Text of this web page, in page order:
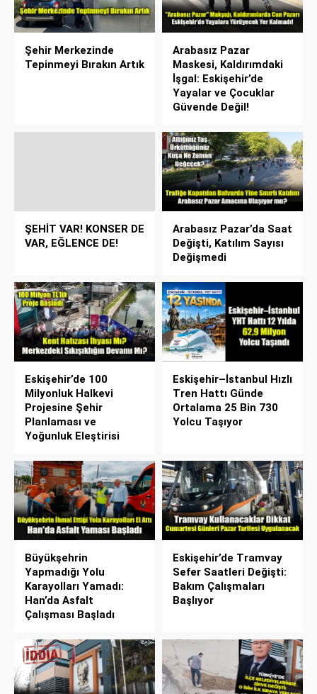
Şehir Merkezinde
Tepinmeyi Bırakın Artık
Arabasız Pazar
Maskesi, Kaldırımdaki
İşgal: Eskişehir’de
Yayalar ve Çocuklar
Güvende Değil!
ŞEHİT VAR! KONSER DE
VAR, EĞLENCE DE!
Arabasız Pazar’da Saat
Değişti, Katılım Sayısı
Değişmedi
Eskişehir’de 100
Milyonluk Halkevi
Projesine Şehir
Planlaması ve
Yoğunluk Eleştirisi
Eskişehir–İstanbul Hızlı
Tren Hattı Günde
Ortalama 25 Bin 730
Yolcu Taşıyor
Büyükşehrin
Yapmadığı Yolu
Karayolları Yamadı:
Han’da Asfalt
Çalışması Başladı
Eskişehir’de Tramvay
Sefer Saatleri Değişti:
Bakım Çalışmaları
Başlıyor